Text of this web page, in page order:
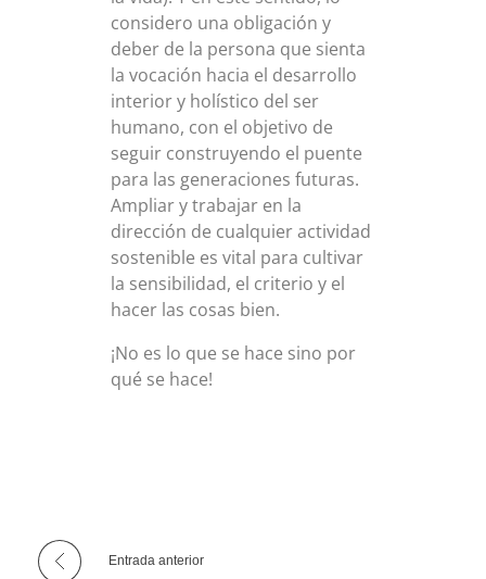
considero una obligación y
deber de la persona que sienta
la vocación hacia el desarrollo
interior y holístico del ser
humano, con el objetivo de
seguir construyendo el puente
para las generaciones futuras.
Ampliar y trabajar en la
dirección de cualquier actividad
sostenible es vital para cultivar
la sensibilidad, el criterio y el
hacer las cosas bien.
¡No es lo que se hace sino por
qué se hace!
Entrada anterior